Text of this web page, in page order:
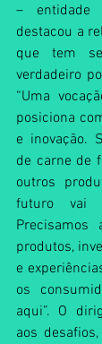
– entidade
destacou a
que tem
verdadeiro
“Uma
posiciona
e inovação.
de carne de
outros
futuro vai
Precisamos
produtos,
e
os
aqui”. O
aos